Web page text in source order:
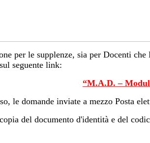
per le supplenze, sia per Docenti
seguente link:
“M.A.D. –
le domande inviate a mezzo Posta
del documento d'identità e del